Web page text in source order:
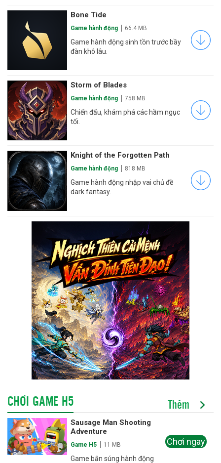
Bone Tide
Game hành động 66.4 MB
Game hành động sinh tồn trước bầy
đàn khô lâu.
Storm of Blades
Game hành động 758 MB
Chiến đấu, khám phá các hầm ngục
tối.
Knight of the Forgotten Path
Game hành động 818 MB
Game hành động nhập vai chủ đề
dark fantasy.
CHƠI GAME H5 Thêm
Sausage Man Shooting
Adventure
Game H5 11 MB
Game bắn súng hành động
Chơi ngay